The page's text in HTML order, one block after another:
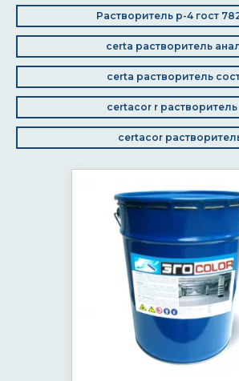
Растворитель р-4 гост
certa растворитель
certa растворитель
certacor r растворитель
certacor